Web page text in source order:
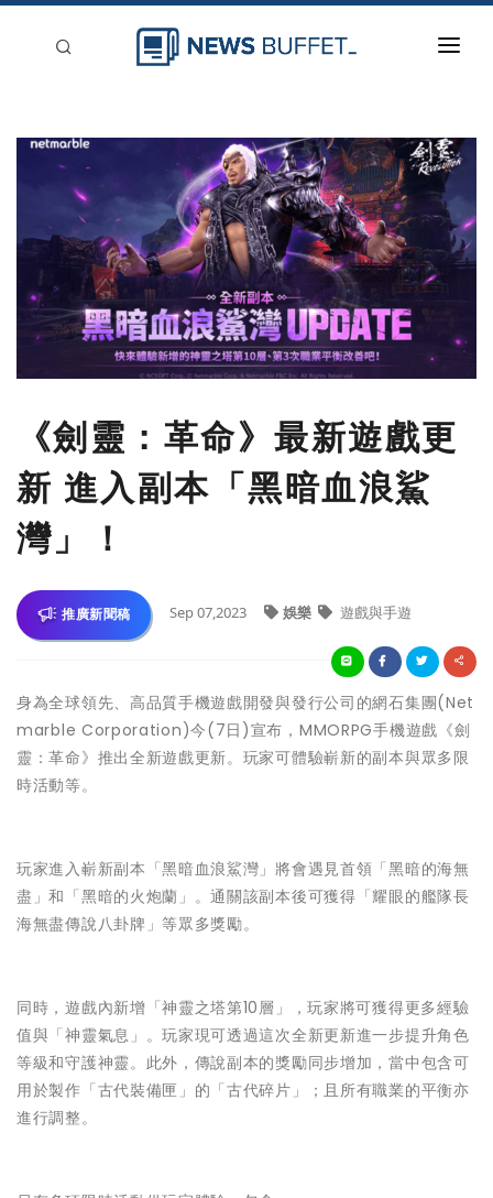
新聞稿分類
登入
刊登
《劍靈：革命》最新遊戲更
新 進入副本「黑暗血浪鯊
灣」！
推廣新聞稿 Sep 07,2023 娛樂 遊戲與手遊
身為全球領先、高品質手機遊戲開發與發行公司的網石集團(Net
marble Corporation)今(7日)宣布，MMORPG手機遊戲《劍
靈：革命》推出全新遊戲更新。玩家可體驗嶄新的副本與眾多限
時活動等。
玩家進入嶄新副本「黑暗血浪鯊灣」將會遇見首領「黑暗的海無
盡」和「黑暗的火炮蘭」。通關該副本後可獲得「耀眼的艦隊長
海無盡傳說八卦牌」等眾多獎勵。
同時，遊戲內新增「神靈之塔第10層」，玩家將可獲得更多經驗
值與「神靈氣息」。玩家現可透過這次全新更新進一步提升角色
等級和守護神靈。此外，傳說副本的獎勵同步增加，當中包含可
用於製作「古代裝備匣」的「古代碎片」；且所有職業的平衡亦
進行調整。